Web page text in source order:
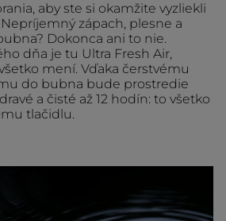
aby ste si okamžite vyzliekli
zápach, plesne a
Dokonca ani to nie.
dňa je tu Ultra Fresh Air,
mení. Vďaka čerstvému
do bubna bude prostredie
a čisté až 12 hodín: to všetko
tlačidlu.